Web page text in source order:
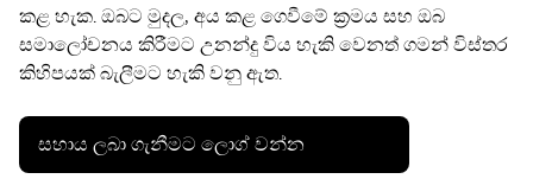
කළ හැක. ඔබට මුදල, අය කළ ගෙවීමේ ක්‍රමය සහ ඔබ
සමාලෝචනය කිරීමට උනන්දු විය හැකි වෙනත් ගමන් විස්තර
කිහිපයක් බැලීමට හැකි වනු ඇත.
සහාය ලබා ගැනීමට ලොග් වන්න